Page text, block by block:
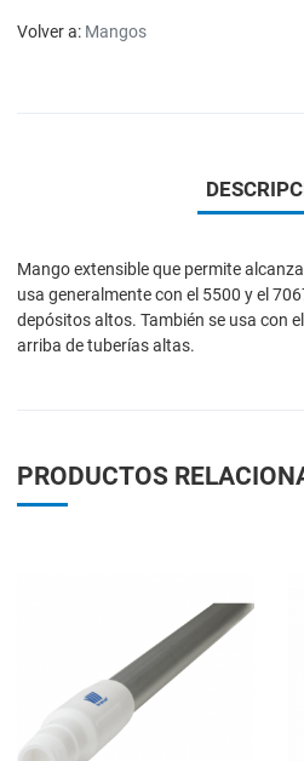
Volver a: Mangos
Mango extensible que permite
usa generalmente con el 5500 y el
depósitos altos. También se usa con
arriba de tuberías altas.
PRODUCTOS